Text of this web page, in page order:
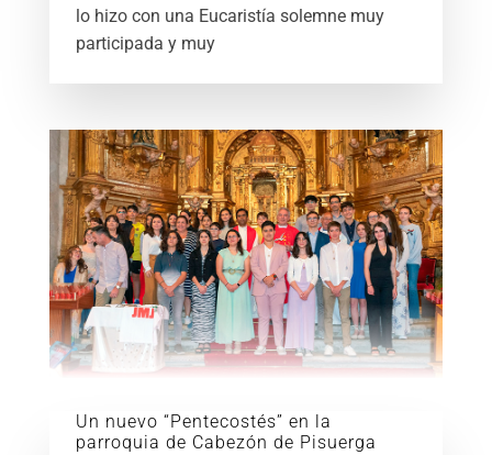
lo hizo con una Eucaristía solemne muy
participada y muy
Un nuevo “Pentecostés” en la
parroquia de Cabezón de Pisuerga